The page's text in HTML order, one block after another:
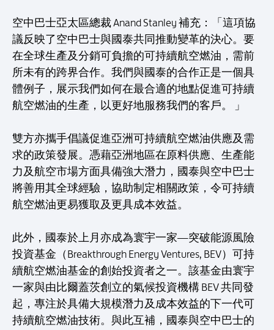
空中巴士亞太區總裁 Anand Stanley 補充：「這項協
議反映了空中巴士與國泰共同推動變革的決心。要
在全球生產及分銷可負擔的可持續航空燃油，需前
所未有的跨界合作。我們與國泰的合作正是一個具
體例子，展示我們如何在最合適的地點促進可持續
航空燃油的生產，以更好地服務我們的客戶。 」
雙方亦攜手倡議促進亞洲可持續航空燃油供應及需
求的政策發展。憑藉亞洲地區在原料供應、生產能
力及航空市場方面具備強大潛力，國泰與空中巴士
將善用其全球經驗，協助制定相關政策，令可持續
航空燃油更易獲取及更具成本效益。
此外，國泰於上月亦成為寰宇一家—突破能源風險
投資基金（Breakthrough Energy Ventures, BEV）可持
續航空燃油基金的創始投資者之一。該基金由寰宇
一家與由比爾蓋茨創立的氣候投資機構 BEV 共同發
起，專注於具備大規模潛力及成本效益的下一代可
持續航空燃油技術。與此互補，國泰與空中巴士的